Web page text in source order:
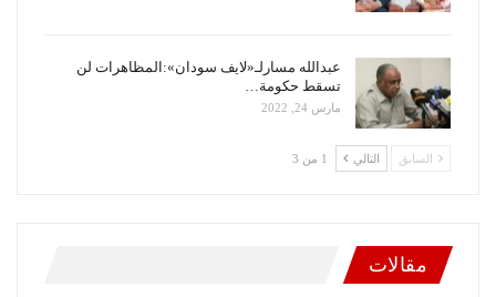
عبدالله مسارلـ«لايف سودان»:المظاهرات لن
تسقط حكومة…
مارس 24, 2022
السابق التالي 1 من 3
مقالات